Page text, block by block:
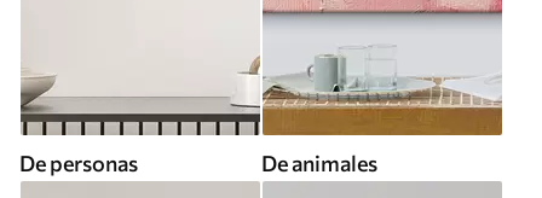
De personas De animales